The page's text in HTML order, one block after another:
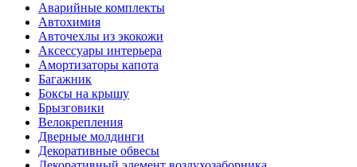
Аварийные комплекты
Автохимия
Авточехлы из экокожи
Аксессуары интерьера
Амортизаторы капота
Багажник
Боксы на крышу
Брызговики
Велокрепления
Дверные молдинги
Декоративные обвесы